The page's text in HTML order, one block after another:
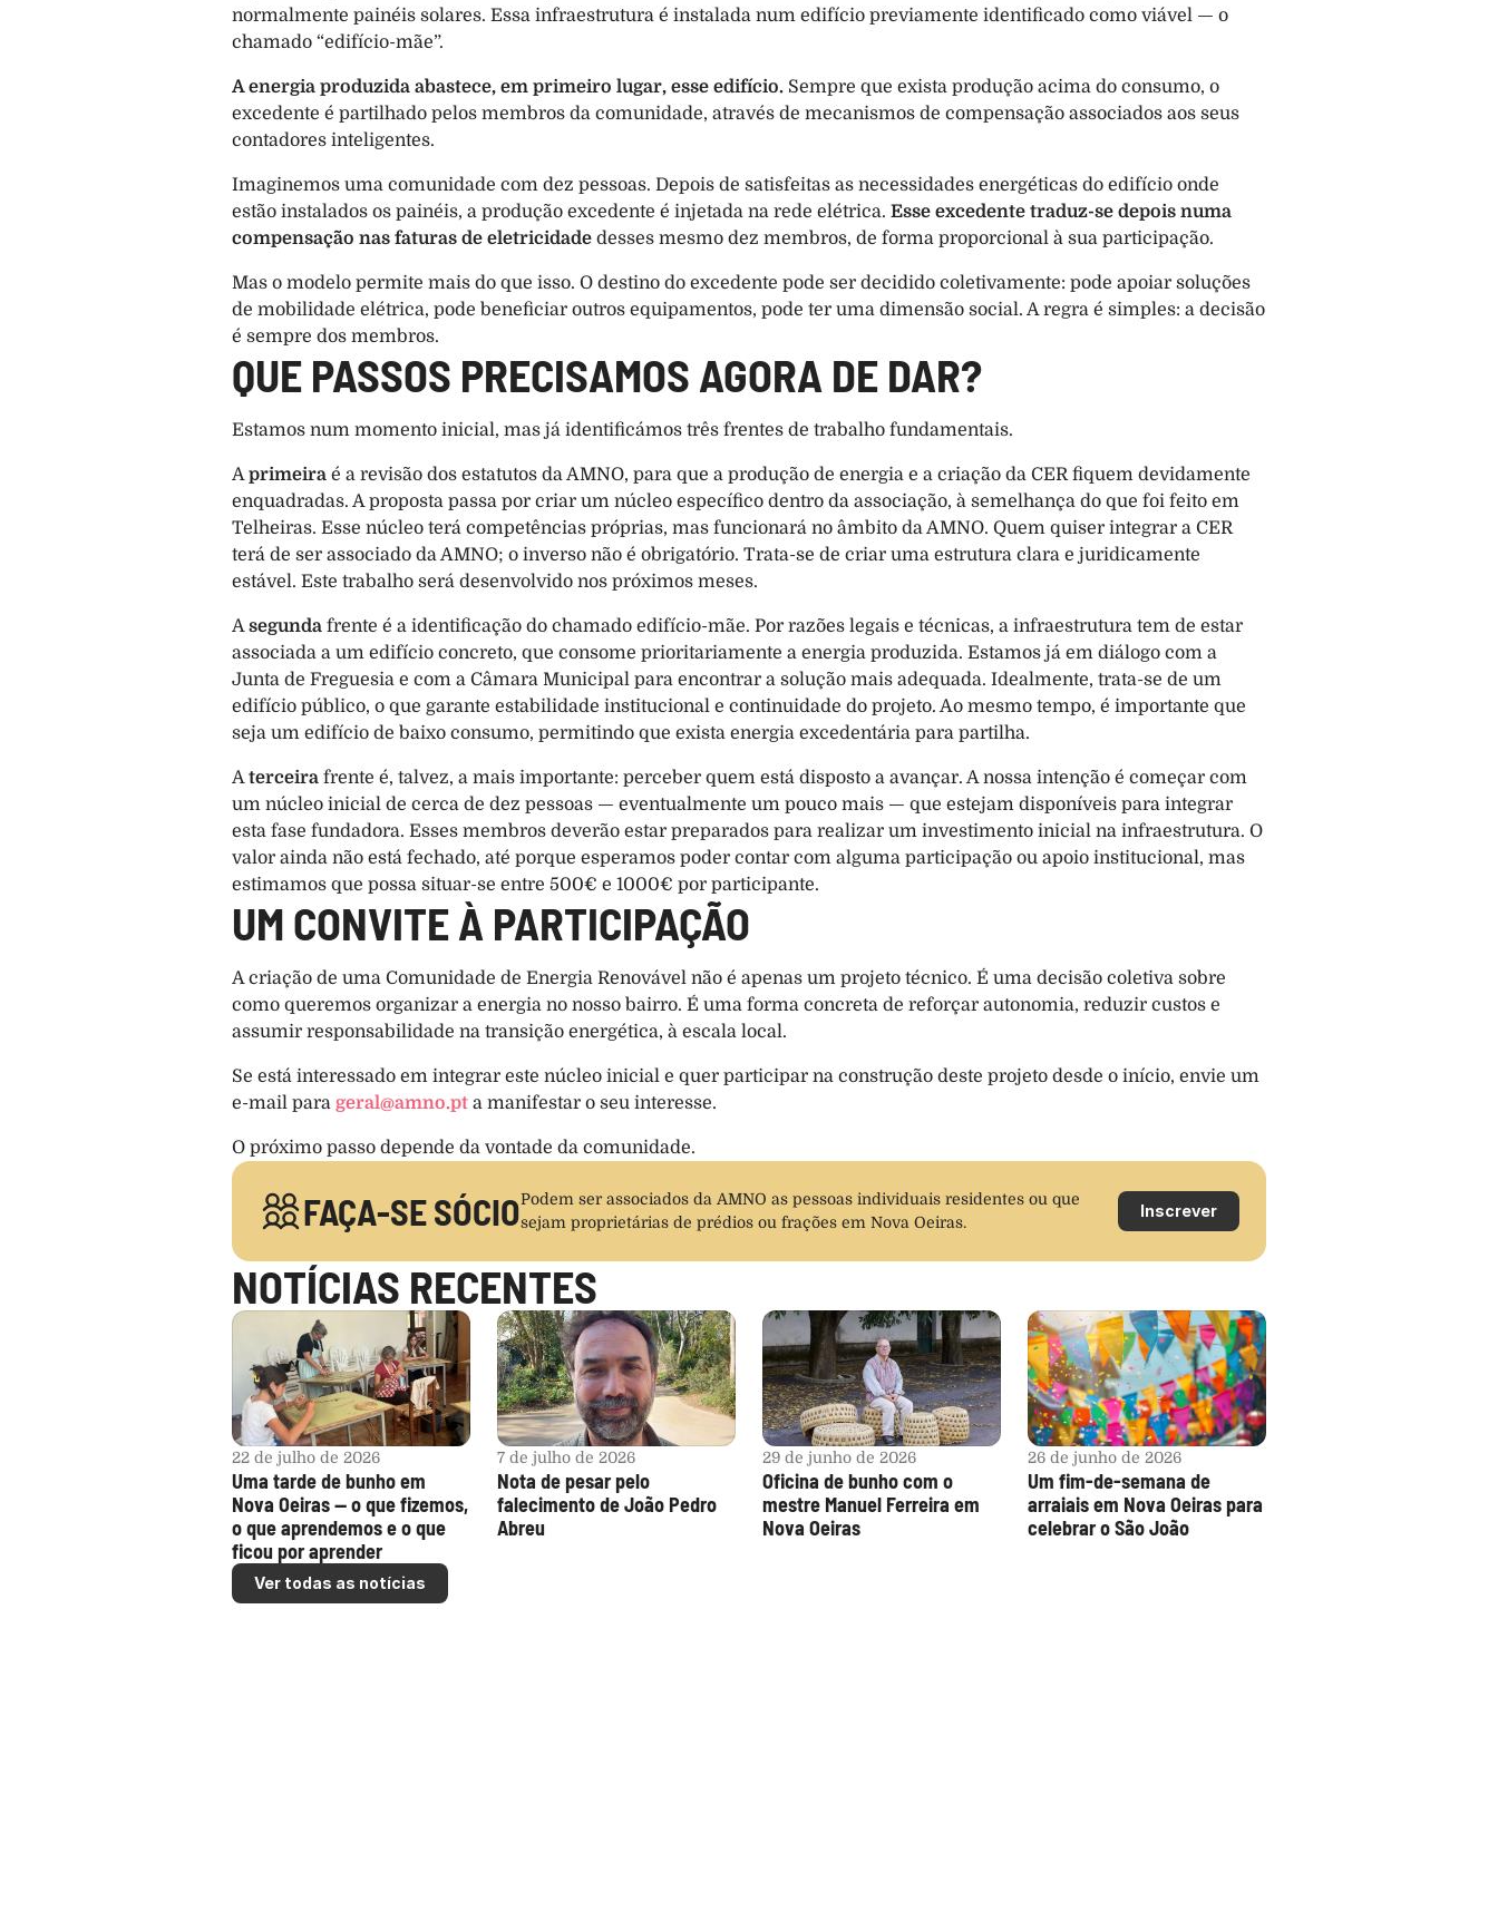
normalmente painéis solares. Essa infraestrutura é instalada num edifício previamente identificado como viável — o
chamado “edifício-mãe”.
A energia produzida abastece, em primeiro lugar, esse edifício. Sempre que exista produção acima do consumo, o
excedente é partilhado pelos membros da comunidade, através de mecanismos de compensação associados aos seus
contadores inteligentes.
Imaginemos uma comunidade com dez pessoas. Depois de satisfeitas as necessidades energéticas do edifício onde
estão instalados os painéis, a produção excedente é injetada na rede elétrica. Esse excedente traduz-se depois numa
compensação nas faturas de eletricidade desses mesmo dez membros, de forma proporcional à sua participação.
Mas o modelo permite mais do que isso. O destino do excedente pode ser decidido coletivamente: pode apoiar soluções
de mobilidade elétrica, pode beneficiar outros equipamentos, pode ter uma dimensão social. A regra é simples: a decisão
é sempre dos membros.
QUE PASSOS PRECISAMOS AGORA DE DAR?
Estamos num momento inicial, mas já identificámos três frentes de trabalho fundamentais.
A primeira é a revisão dos estatutos da AMNO, para que a produção de energia e a criação da CER fiquem devidamente
enquadradas. A proposta passa por criar um núcleo específico dentro da associação, à semelhança do que foi feito em
Telheiras. Esse núcleo terá competências próprias, mas funcionará no âmbito da AMNO. Quem quiser integrar a CER
terá de ser associado da AMNO; o inverso não é obrigatório. Trata-se de criar uma estrutura clara e juridicamente
estável. Este trabalho será desenvolvido nos próximos meses.
A segunda frente é a identificação do chamado edifício-mãe. Por razões legais e técnicas, a infraestrutura tem de estar
associada a um edifício concreto, que consome prioritariamente a energia produzida. Estamos já em diálogo com a
Junta de Freguesia e com a Câmara Municipal para encontrar a solução mais adequada. Idealmente, trata-se de um
edifício público, o que garante estabilidade institucional e continuidade do projeto. Ao mesmo tempo, é importante que
seja um edifício de baixo consumo, permitindo que exista energia excedentária para partilha.
A terceira frente é, talvez, a mais importante: perceber quem está disposto a avançar. A nossa intenção é começar com
um núcleo inicial de cerca de dez pessoas — eventualmente um pouco mais — que estejam disponíveis para integrar
esta fase fundadora. Esses membros deverão estar preparados para realizar um investimento inicial na infraestrutura. O
valor ainda não está fechado, até porque esperamos poder contar com alguma participação ou apoio institucional, mas
estimamos que possa situar-se entre 500€ e 1000€ por participante.
UM CONVITE À PARTICIPAÇÃO
A criação de uma Comunidade de Energia Renovável não é apenas um projeto técnico. É uma decisão coletiva sobre
como queremos organizar a energia no nosso bairro. É uma forma concreta de reforçar autonomia, reduzir custos e
assumir responsabilidade na transição energética, à escala local.
Se está interessado em integrar este núcleo inicial e quer participar na construção deste projeto desde o início, envie um
e-mail para geral@amno.pt a manifestar o seu interesse.
O próximo passo depende da vontade da comunidade.
FAÇA-SE SÓCIOPodem ser associados da AMNO as pessoas individuais residentes ou que
sejam proprietárias de prédios ou frações em Nova Oeiras.
Inscrever
NOTÍCIAS RECENTES
22 de julho de 2026
Uma tarde de bunho em
Nova Oeiras — o que fizemos,
o que aprendemos e o que
ficou por aprender
7 de julho de 2026
Nota de pesar pelo
falecimento de João Pedro
Abreu
29 de junho de 2026
Oficina de bunho com o
mestre Manuel Ferreira em
Nova Oeiras
26 de junho de 2026
Um fim-de-semana de
arraiais em Nova Oeiras para
celebrar o São João
Ver todas as notícias